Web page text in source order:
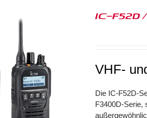
IC-F52D
VHF-
Die IC-F52D-
F3400D-Serie,